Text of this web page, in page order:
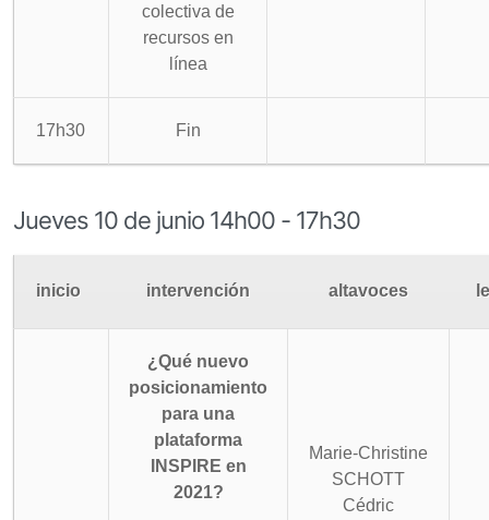
colectiva de
recursos en
línea
17h30 Fin
Jueves 10 de junio 14h00 - 17h30
inicio intervención altavoces
¿Qué nuevo
posicionamiento
para una
plataforma
INSPIRE en
2021?
Marie-Christine
SCHOTT
Cédric